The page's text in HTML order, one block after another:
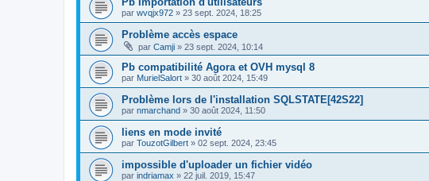
par wvqjx972 » 23 sept. 2024, 18:25
Problème accès espace
par Camji » 23 sept. 2024, 10:14
Pb compatibilité Agora et OVH mysql 8
par MurielSalort » 30 août 2024, 15:49
Problème lors de l'installation SQLSTATE[42S22]
par nmarchand » 30 août 2024, 11:50
liens en mode invité
par TouzotGilbert » 02 sept. 2024, 23:45
impossible d'uploader un fichier vidéo
par indriamax » 22 juil. 2019, 15:47